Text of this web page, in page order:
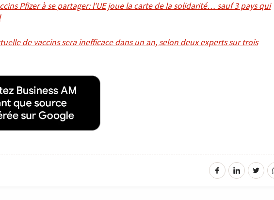
Pfizer à se partager: l’UE joue la carte de la solidarité… sauf 3 pays qui
de vaccins sera inefficace dans un an, selon deux experts sur trois